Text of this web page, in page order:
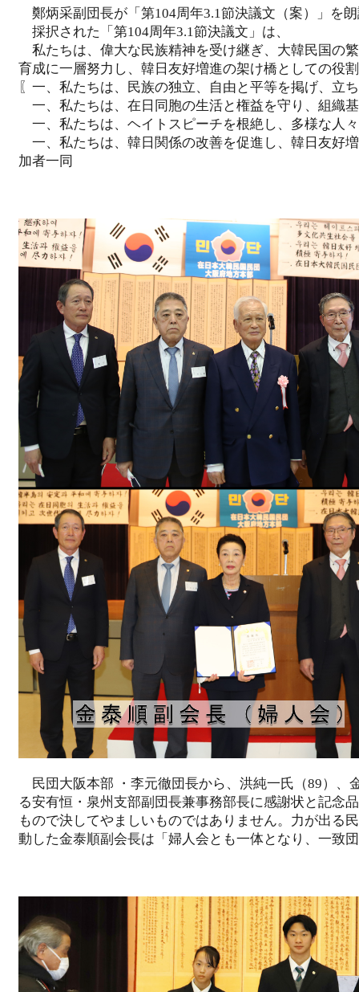
鄭炳采副団長が「第104周年3.1節決議文（案）」を
採択された「第104周年3.1節決議文」は、
私たちは、偉大な民族精神を受け継ぎ、大韓民国の
育成に一層努力し、韓日友好増進の架け橋としての役
〖一、私たちは、民族の独立、自由と平等を掲げ、立
一、私たちは、在日同胞の生活と権益を守り、組織
一、私たちは、ヘイトスピーチを根絶し、多様な人
一、私たちは、韓日関係の改善を促進し、韓日友好
加者一同
民団大阪本部 ・李元徹団長から、洪純一氏（89）、
る安有恒・泉州支部副団長兼事務部長に感謝状と記念
もので決してやましいものではありません。力が出る
動した金泰順副会長は「婦人会とも一体となり、一致